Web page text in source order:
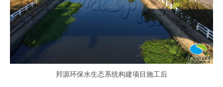
邦源环保水生态系统构建项目施工后